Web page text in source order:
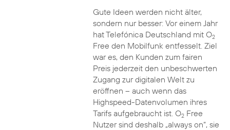
Gute Ideen werden nicht älter,
sondern nur besser: Vor einem Jahr
hat Telefónica Deutschland mit O2
Free den Mobilfunk entfesselt. Ziel
war es, den Kunden zum fairen
Preis jederzeit den unbeschwerten
Zugang zur digitalen Welt zu
eröffnen – auch wenn das
Highspeed-Datenvolumen ihres
Tarifs aufgebraucht ist. O2Free
Nutzer sind deshalb „always on“, sie